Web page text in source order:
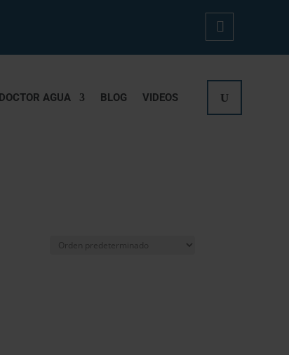
Mi
Cue
Nta
DOCTOR AGUA BLOG VIDEOS